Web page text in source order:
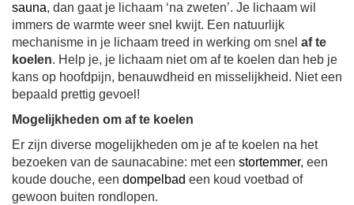
sauna, dan gaat je lichaam ‘na zweten’. Je lichaam wil
immers de warmte weer snel kwijt. Een natuurlijk
mechanisme in je lichaam treed in werking om snel af te
koelen. Help je, je lichaam niet om af te koelen dan heb je
kans op hoofdpijn, benauwdheid en misselijkheid. Niet een
bepaald prettig gevoel!
Mogelijkheden om af te koelen
Er zijn diverse mogelijkheden om je af te koelen na het
bezoeken van de saunacabine: met een stortemmer, een
koude douche, een dompelbad een koud voetbad of
gewoon buiten rondlopen.